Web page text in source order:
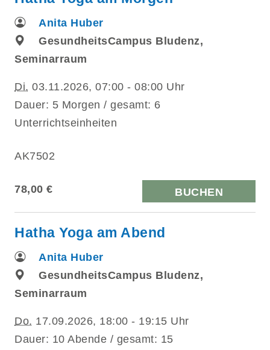
Anita Huber
GesundheitsCampus Bludenz,
Seminarraum
Di. 03.11.2026, 07:00 - 08:00 Uhr
Dauer: 5 Morgen / gesamt: 6
Unterrichtseinheiten
AK7502
78,00 € BUCHEN
Hatha Yoga am Abend
Anita Huber
GesundheitsCampus Bludenz,
Seminarraum
Do. 17.09.2026, 18:00 - 19:15 Uhr
Dauer: 10 Abende / gesamt: 15